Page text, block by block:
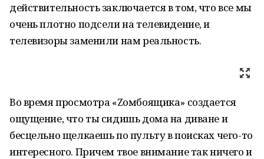
действительность заключается в том, что все мы
очень плотно подсели на телевидение, и
телевизоры заменили нам реальность.
Во время просмотра «Zомбоящика» создается
ощущение, что ты сидишь дома на диване и
бесцельно щелкаешь по пульту в поисках чего-то
интересного. Причем твое внимание так ничего и